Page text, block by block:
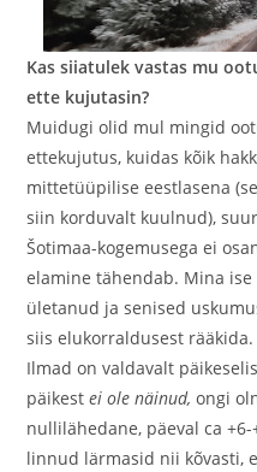
Kas siiatulek vastas mu
ette kujutasin?
Muidugi olid mul mingid
ettekujutus, kuidas kõik
mittetüüpilise eestlasena
siin korduvalt kuulnud),
Šotimaa-kogemusega ei
elamine tähendab. Mina
ületanud ja senised
siis elukorraldusest rääkida.
Ilmad on valdavalt
päikestei ole näinud,ongi
nullilähedane, päeval ca
linnud lärmasid nii kõvasti,